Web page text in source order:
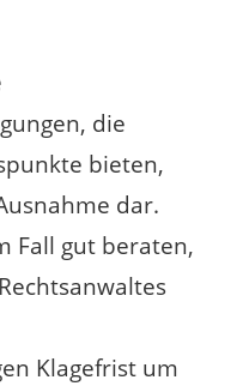
die
bieten,
dar.
Fall gut beraten,
Klagefrist um